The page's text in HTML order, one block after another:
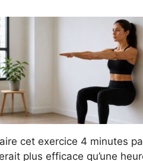
cet exercice 4 minutes
plus efficace qu’une